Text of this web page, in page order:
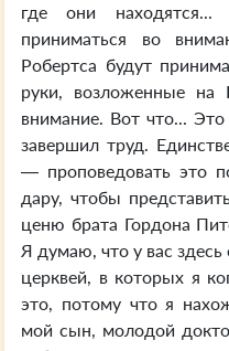
где они
приниматься во
Робертса будут
руки, возложенные на
внимание. Вот что...
завершил труд.
— проповедовать это
дару, чтобы
ценю брата Гордона
Я думаю, что у вас
церквей, в которых я
это, потому что я
мой сын, молодой